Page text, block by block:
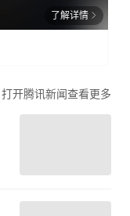
了解详情
打开腾讯新闻查看更多